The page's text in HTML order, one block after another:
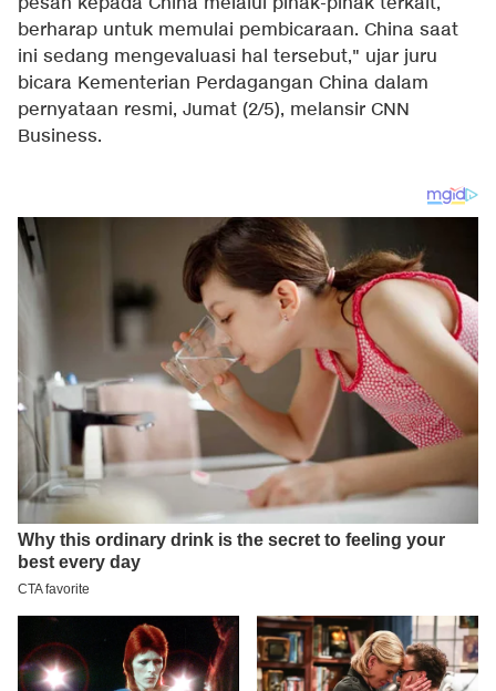
berharap untuk memulai pembicaraan. China saat
ini sedang mengevaluasi hal tersebut," ujar juru
bicara Kementerian Perdagangan China dalam
pernyataan resmi, Jumat (2/5), melansir CNN
Business.